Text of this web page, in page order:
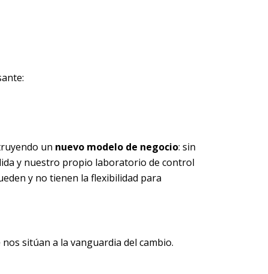
un nuevo modelo de negocio: sin
y nuestro propio laboratorio de control
y no tienen la flexibilidad para
sitúan a la vanguardia del cambio.